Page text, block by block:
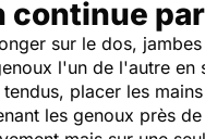
continue
sur le dos,
l'un de l'autre en
tendus, placer les
les genoux près